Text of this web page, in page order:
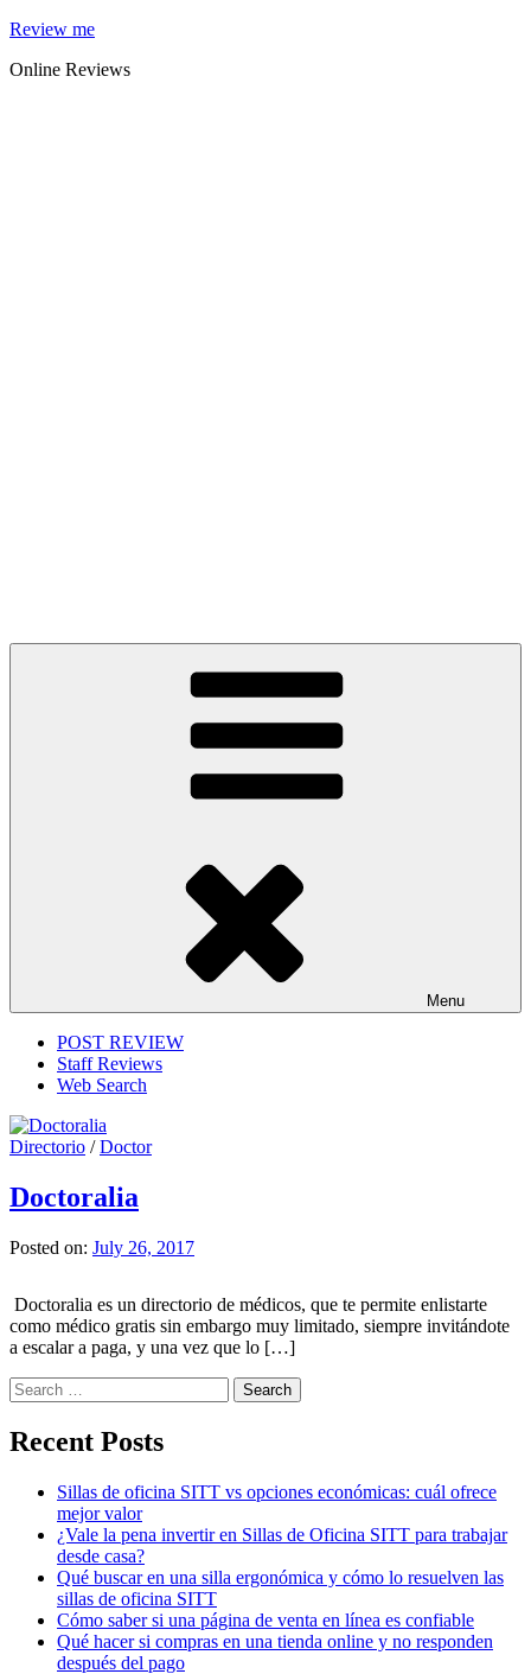
Skip
content
Review me
Online Reviews
Menu
POST REVIEW
Staff Reviews
Web Search
Directorio /Doctor
Doctoralia
Posted on: July 26, 2017
Doctoralia es un directorio de médicos, que te permite enlistarte
como médico gratis sin embargo muy limitado, siempre invitándote
a escalar a paga, y una vez que lo […]
Search
for:
Recent Posts
Sillas de oficina SITT vs opciones económicas: cuál ofrece
mejor valor
¿Vale la pena invertir en Sillas de Oficina SITT para trabajar
desde casa?
Qué buscar en una silla ergonómica y cómo lo resuelven las
sillas de oficina SITT
Cómo saber si una página de venta en línea es confiable
Qué hacer si compras en una tienda online y no responden
después del pago